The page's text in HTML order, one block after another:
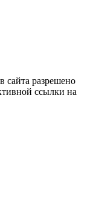
сайта разрешено
ссылки на